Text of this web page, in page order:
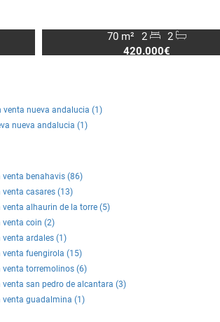
70 m² 2
2
420.000€
venta nueva andalucia (1)
nueva andalucia (1)
venta benahavis (86)
venta casares (13)
venta alhaurin de la torre (5)
venta coin (2)
venta ardales (1)
venta fuengirola (15)
venta torremolinos (6)
venta san pedro de alcantara (3)
venta guadalmina (1)